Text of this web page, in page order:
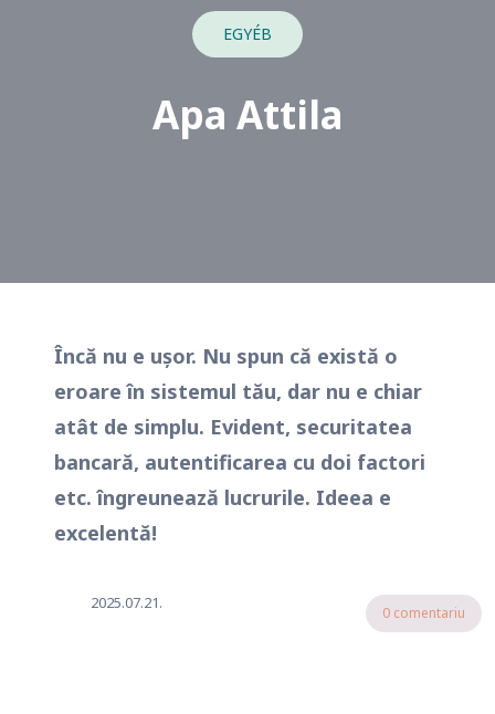
EGYÉB
Apa Attila
Încă nu e ușor. Nu spun că există o
eroare în sistemul tău, dar nu e chiar
atât de simplu. Evident, securitatea
bancară, autentificarea cu doi factori
etc. îngreunează lucrurile. Ideea e
excelentă!
2025.07.21.
0 comentariu